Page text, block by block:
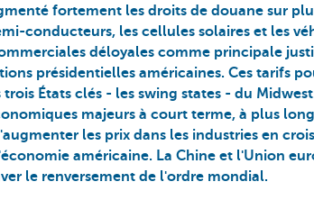
fortement les droits de douane sur
conducteurs, les cellules solaires et les
déloyales comme principale
présidentielles américaines. Ces tarifs
États clés - les swing states - du
majeurs à court terme, à plus
les prix dans les industries en
américaine. La Chine et l'Union
le renversement de l'ordre mondial.